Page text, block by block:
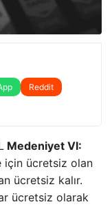
Reddit
Medeniyet VI:
için ücretsiz olan
ücretsiz kalır.
ücretsiz olarak